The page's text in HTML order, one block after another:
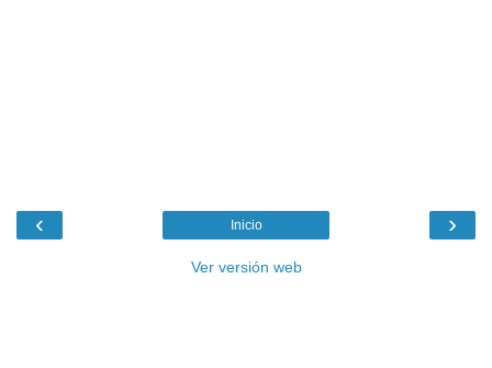
‹ ›
Inicio
Ver versión web